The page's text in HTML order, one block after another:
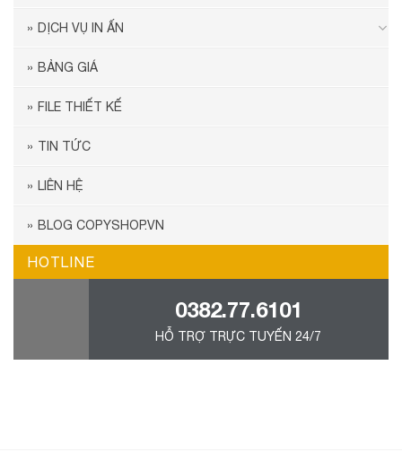
DỊCH VỤ IN ẤN
BẢNG GIÁ
FILE THIẾT KẾ
TIN TỨC
LIÊN HỆ
BLOG COPYSHOP.VN
HOTLINE
0382.77.6101
HỖ TRỢ TRỰC TUYẾN 24/7